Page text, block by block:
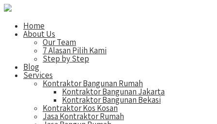
Home
About Us
Our Team
7 Alasan Pilih Kami
Step by Step
Blog
Services
Kontraktor Bangunan Rumah
Kontraktor Bangunan Jakarta
Kontraktor Bangunan Bekasi
Kontraktor Kos Kosan
Jasa Kontraktor Rumah